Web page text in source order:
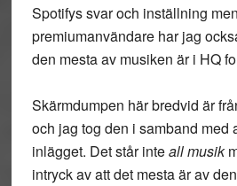
Spotifys svar och inställning
premiumanvändare har jag
den mesta av musiken är i HQ
Skärmdumpen här bredvid är
och jag tog den i samband med
inlägget. Det står inteall musik
intryck av att det mesta är av